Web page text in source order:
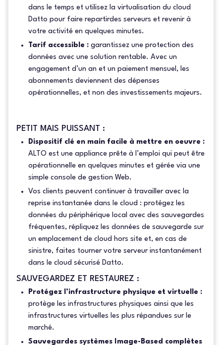
dans le temps et utilisez la virtualisation du cloud
Datto pour faire repartirdes serveurs et revenir à
votre activité en quelques minutes.
Tarif accessible : garantissez une protection des
données avec une solution rentable. Avec un
engagement d’un an et un paiement mensuel, les
abonnements deviennent des dépenses
opérationnelles, et non des investissements majeurs.
PETIT MAIS PUISSANT :
Dispositif clé en main facile à mettre en oeuvre :
ALTO est une appliance prête à l’emploi qui peut être
opérationnelle en quelques minutes et gérée via une
simple console de gestion Web.
Vos clients peuvent continuer à travailler avec la
reprise instantanée dans le cloud : protégez les
données du périphérique local avec des sauvegardes
fréquentes, répliquez les données de sauvegarde sur
un emplacement de cloud hors site et, en cas de
sinistre, faites tourner votre serveur instantanément
dans le cloud sécurisé Datto.
SAUVEGARDEZ ET RESTAUREZ :
Protégez l’infrastructure physique et virtuelle :
protège les infrastructures physiques ainsi que les
infrastructures virtuelles les plus répandues sur le
marché.
Sauvegardes systèmes Image-Based complètes